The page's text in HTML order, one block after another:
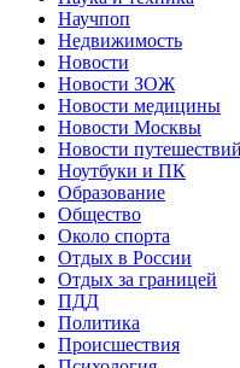
Научпоп
Недвижимость
Новости
Новости ЗОЖ
Новости медицины
Новости Москвы
Новости путешествий
Ноутбуки и ПК
Образование
Общество
Около спорта
Отдых в России
Отдых за границей
ПДД
Политика
Происшествия